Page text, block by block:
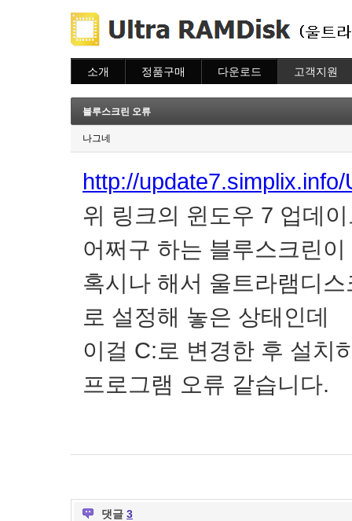
소개 정품구매
주문조회
이용안내
다운로드 고객지원
질문하기
블루스크린 오류
나그네
http://
위 링크의 윈도우 7 업데
어쩌구 하는 블루스크린
혹시나 해서 울트라램디
로 설정해 놓은 상태인데
이걸 C:로 변경한 후 설치
프로그램 오류 같습니다.
댓글 3